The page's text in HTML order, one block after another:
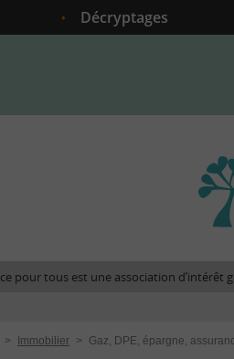
Décryptages
pour tous est une association d’intérêt
> Immobilier >